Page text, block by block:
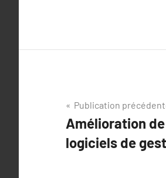
Navigation
de
l’article
Publication
Amélioration
logiciels de